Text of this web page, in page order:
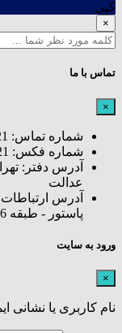
کپی
×
تماس با ما
×
شماره تماس: 021- 000000
شماره فکس: 021-222222
آدرس دفتر:
عدالت
آدرس
پاستور - طبقه 6 - واحد 12
ورود به سایت
×
نام کاربری یا نشانی